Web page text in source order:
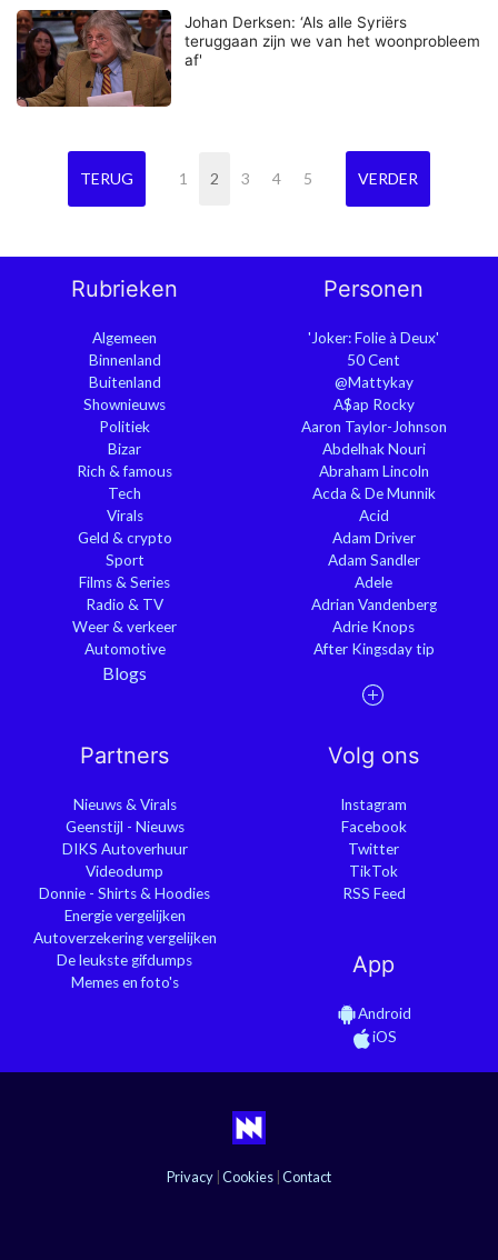
Johan Derksen: ‘Als alle Syriërs
teruggaan zijn we van het woonprobleem
af'
TERUG 1 2 3 4 5 VERDER
Rubrieken
Algemeen
Binnenland
Buitenland
Shownieuws
Politiek
Bizar
Rich & famous
Tech
Virals
Geld & crypto
Sport
Films & Series
Radio & TV
Weer & verkeer
Automotive
Blogs
Personen
'Joker: Folie à Deux'
50 Cent
@Mattykay
A$ap Rocky
Aaron Taylor-Johnson
Abdelhak Nouri
Abraham Lincoln
Acda & De Munnik
Acid
Adam Driver
Adam Sandler
Adele
Adrian Vandenberg
Adrie Knops
After Kingsday tip
Partners
Nieuws & Virals
Geenstijl - Nieuws
DIKS Autoverhuur
Videodump
Donnie - Shirts & Hoodies
Energie vergelijken
Autoverzekering vergelijken
De leukste gifdumps
Memes en foto's
Volg ons
Instagram
Facebook
Twitter
TikTok
RSS Feed
App
Android
iOS
Privacy Cookies Contact